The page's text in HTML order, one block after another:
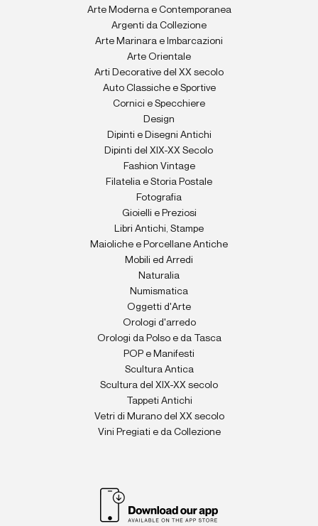
Arte Moderna e Contemporanea
Argenti da Collezione
Arte Marinara e Imbarcazioni
Arte Orientale
Arti Decorative del XX secolo
Auto Classiche e Sportive
Cornici e Specchiere
Design
Dipinti e Disegni Antichi
Dipinti del XIX-XX Secolo
Fashion Vintage
Filatelia e Storia Postale
Fotografia
Gioielli e Preziosi
Libri Antichi, Stampe
Maioliche e Porcellane Antiche
Mobili ed Arredi
Naturalia
Numismatica
Oggetti d'Arte
Orologi d'arredo
Orologi da Polso e da Tasca
POP e Manifesti
Scultura Antica
Scultura del XIX-XX secolo
Tappeti Antichi
Vetri di Murano del XX secolo
Vini Pregiati e da Collezione